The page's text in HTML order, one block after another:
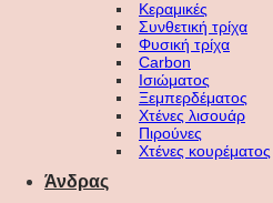
Κεραμικές
Συνθετική τρίχα
Φυσική τρίχα
Carbon
Ισιώματος
Ξεμπερδέματος
Χτένες λισουάρ
Πιρούνες
Χτένες κουρέματος
Άνδρας